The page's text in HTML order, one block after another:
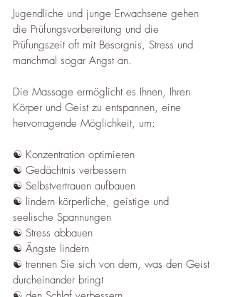
Jugendliche und junge Erwachsene gehen
die Prüfungsvorbereitung und die
Prüfungszeit oft mit Besorgnis, Stress und
manchmal sogar Angst an.
Die Massage ermöglicht es Ihnen, Ihren
Körper und Geist zu entspannen, eine
hervorragende Möglichkeit, um:
☯︎ Konzentration optimieren
☯︎ Gedächtnis verbessern
☯︎ Selbstvertrauen aufbauen
☯︎ lindern körperliche, geistige und
seelische Spannungen
☯︎ Stress abbauen
☯︎ Ängste lindern
☯︎ trennen Sie sich von dem, was den Geist
durcheinander bringt